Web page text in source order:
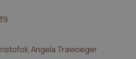
Angela Trawoeger